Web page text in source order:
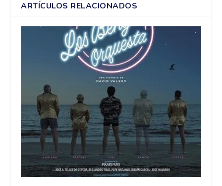
ARTÍCULOS RELACIONADOS